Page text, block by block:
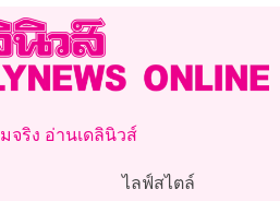
จริง อ่านเดลินิวส์
ไลฟ์สไตล์